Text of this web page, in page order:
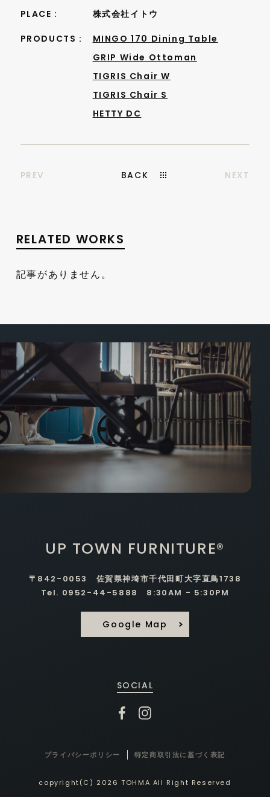
PLACE : 株式会社イトウ
PRODUCTS :
MINGO 170 Dining Table
GRIP Wide Ottoman
TIGRIS Chair W
TIGRIS Chair S
HETTY DC
PREV BACK NEXT
RELATED WORKS
記事がありません。
UP TOWN FURNITURE®
〒842-0053 佐賀県神埼市千代田町大字直鳥1738
Tel. 0952-44-5888 8:30AM - 5:30PM
Google Map
SOCIAL
プライバシーポリシー 特定商取引法に基づく表記
copyright(C) 2026 TOHMA All Right Reserved